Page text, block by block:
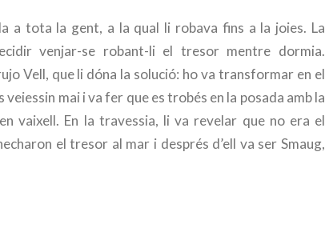
a tota la gent, a la qual li robava fins a la joies. La
venjar-se robant-li el tresor mentre dormia.
Vell, que li dóna la solució: ho va transformar en el
mai i va fer que es trobés en la posada amb la
vaixell. En la travessia, li va revelar que no era el
el tresor al mar i després d’ell va ser Smaug,